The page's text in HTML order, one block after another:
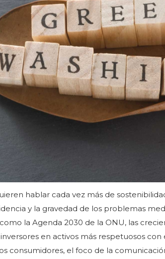
hablar cada vez más de
y la gravedad de los problemas
la Agenda 2030 de la ONU, las
en activos más respetuosos
consumidores, el foco de la